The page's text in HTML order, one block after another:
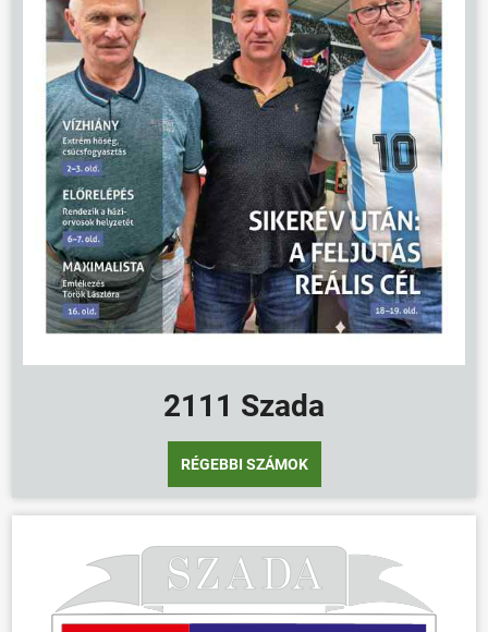
ÖNKORMÁNYZAT
ÜGYINTÉZÉS
HÍREK
VÁLASZTÁSOK
2111 Szada
RÉGEBBI SZÁMOK